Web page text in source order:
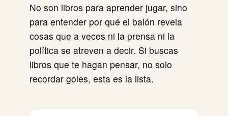
No son libros para aprender jugar, sino
para entender por qué el balón revela
cosas que a veces ni la prensa ni la
política se atreven a decir. Si buscas
libros que te hagan pensar, no solo
recordar goles, esta es la lista.